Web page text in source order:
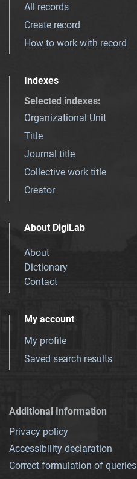
All records
Create record
How to work with record
Indexes
Selected indexes:
Organizational Unit
Title
Journal title
Collective work title
Creator
About DigiLab
About
Dictionary
Contact
My account
My profile
Saved search results
Additional Information
Privacy policy
Accessibility declaration
Correct formulation of queries